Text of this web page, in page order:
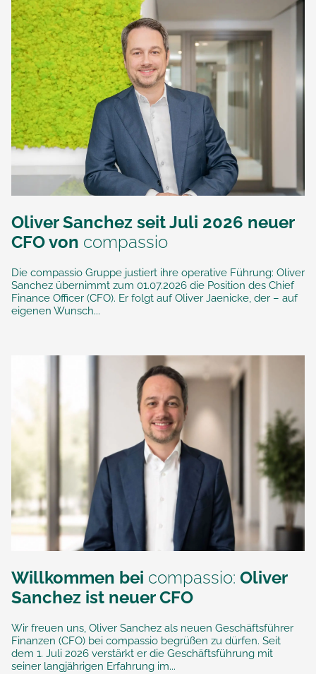
Oliver Sanchez seit Juli 2026 neuer
CFO von compassio
Die compassio Gruppe justiert ihre operative Führung: Oliver
Sanchez übernimmt zum 01.07.2026 die Position des Chief
Finance Officer (CFO). Er folgt auf Oliver Jaenicke, der – auf
eigenen Wunsch...
Willkommen bei compassio: Oliver
Sanchez ist neuer CFO
Wir freuen uns, Oliver Sanchez als neuen Geschäftsführer
Finanzen (CFO) bei compassio begrüßen zu dürfen. Seit
dem 1. Juli 2026 verstärkt er die Geschäftsführung mit
seiner langjährigen Erfahrung im...